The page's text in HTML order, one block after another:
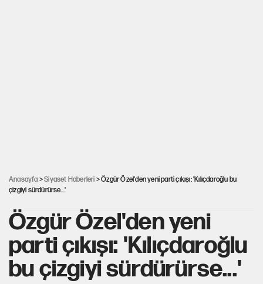
Anasayfa >Siyaset Haberleri > Özgür Özel'den yeni parti çıkışı: 'Kılıçdaroğlu bu
çizgiyi sürdürürse...'
Özgür Özel'den yeni
parti çıkışı: 'Kılıçdaroğlu
bu çizgiyi sürdürürse...'